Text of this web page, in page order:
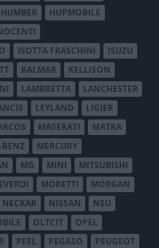
HUMBER
HUPMOBILE
ISOTTA FRASCHINI
ISUZU
KALMAR
KELLISON
LAMBRETTA
LANCHESTER
LEYLAND
LIGIER
MASERATI
MATRA
BENZ
MERCURY
MG MINI
MITSUBISHI
MORETTI
MORGAN
NECKAR NISSAN
NSU
OLTCIT
OPEL
PEEL PEGASO PEUGEOT